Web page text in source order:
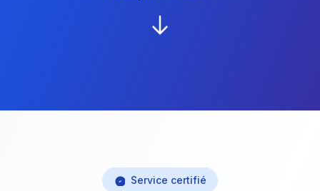
Service certifié